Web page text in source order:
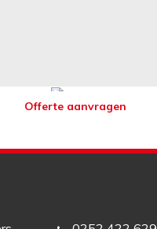
Offerte aanvragen